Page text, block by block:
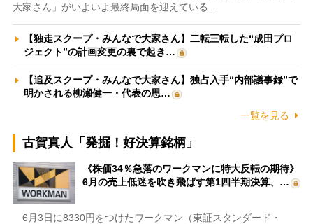
大家さん」がいよいよ最終局面を迎えている…
【独走スクープ・みんなで大家さん】二転三転した“成田プロ
ジェクト”の計画変更の裏で起き…
【追及スクープ・みんなで大家さん】独占入手“内部議事録”で
明かされる柳瀬健一・代表の思…
一覧を見る
古賀真人「発掘！好決算銘柄」
《株価34％急落のワークマンに特大反転の期待》
6月の売上低迷を吹き飛ばす第1四半期決算、…
6月3日に8330円をつけたワークマン（東証スタンダード・